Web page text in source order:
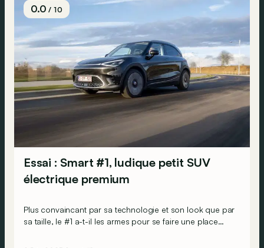
0.0/ 10
Essai : Smart #1, ludique petit SUV
électrique premium
Plus convaincant par sa technologie et son look que par
sa taille, le #1 a-t-il les armes pour se faire une place